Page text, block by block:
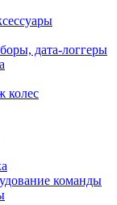
дата-логгеры
колес
команды